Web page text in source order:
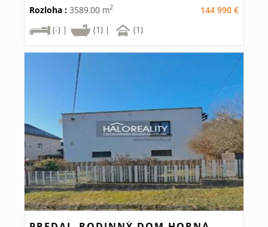
Rozloha : 3589.00 m2
144 990 €
(-) |
(1) | (1)